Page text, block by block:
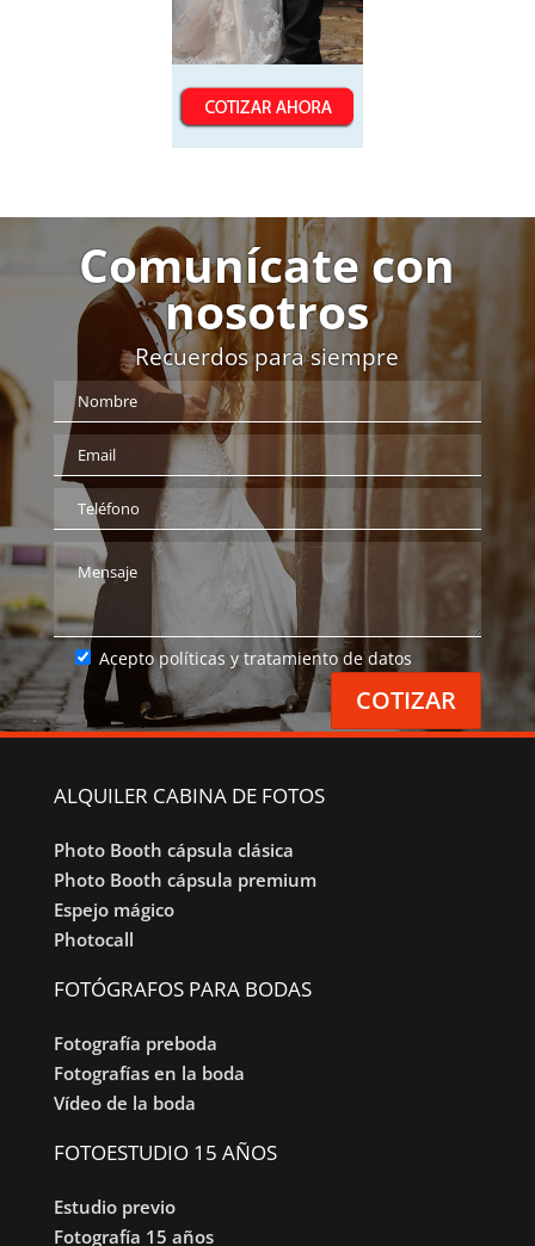
Comunícate con
nosotros
Recuerdos para siempre
Acepto políticas y tratamiento de datos
ALQUILER CABINA DE FOTOS
Photo Booth cápsula clásica
Photo Booth cápsula premium
Espejo mágico
Photocall
FOTÓGRAFOS PARA BODAS
Fotografía preboda
Fotografías en la boda
Vídeo de la boda
FOTOESTUDIO 15 AÑOS
Estudio previo
Fotografía 15 años